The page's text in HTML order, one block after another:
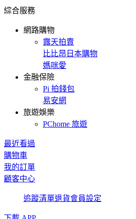
綜合服務
網路購物
露天拍賣
比比昂日本購物
媽咪愛
金融保險
Pi 拍錢包
易安網
旅遊娛樂
PChome 旅遊
最近看過
購物車
我的訂單
顧客中心
追蹤清單退貨會員設定